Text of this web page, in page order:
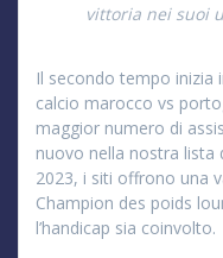
vittoria nei suoi
Il secondo tempo inizia
calcio marocco vs
maggior numero di
nuovo nella nostra lista
2023, i siti offrono una
Champion des poids
l’handicap sia coinvolto.